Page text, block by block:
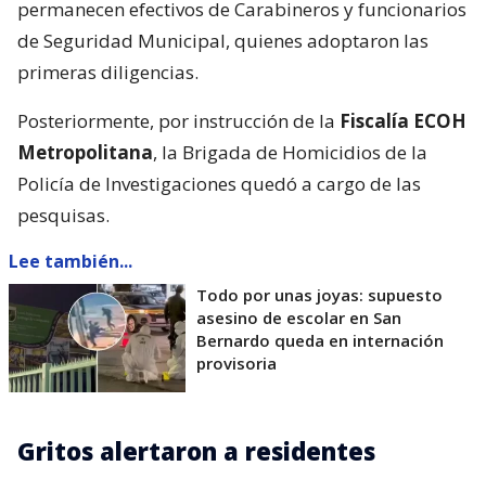
permanecen efectivos de Carabineros y funcionarios
de Seguridad Municipal, quienes adoptaron las
primeras diligencias.
Posteriormente, por instrucción de la Fiscalía ECOH
Metropolitana, la Brigada de Homicidios de la
Policía de Investigaciones quedó a cargo de las
pesquisas.
Lee también...
Todo por unas joyas: supuesto
asesino de escolar en San
Bernardo queda en internación
provisoria
Gritos alertaron a residentes